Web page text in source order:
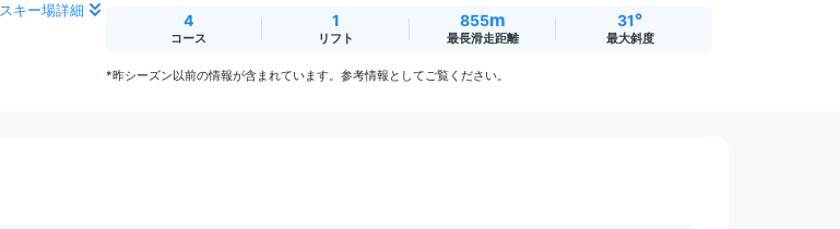
スキー場詳細
4
コース
1
リフト
855m
最長滑走距離
31°
最大斜度
*昨シーズン以前の情報が含まれています。参考情報としてご覧ください。